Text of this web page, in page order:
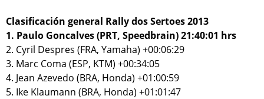
Clasificación general Rally dos Sertoes 2013
1. Paulo Goncalves (PRT, Speedbrain) 21:40:01 hrs
2. Cyril Despres (FRA, Yamaha) +00:06:29
3. Marc Coma (ESP, KTM) +00:34:05
4. Jean Azevedo (BRA, Honda) +01:00:59
5. Ike Klaumann (BRA, Honda) +01:01:47